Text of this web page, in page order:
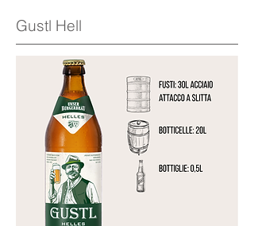
Gustl Hell